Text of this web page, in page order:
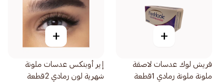
+
فريش لوك عدسات لاصقة
ملونة ملونة رمادي 1قطعة
+
إير أوبتكس عدسات ملونة
شهرية لون رمادي 2قطعة